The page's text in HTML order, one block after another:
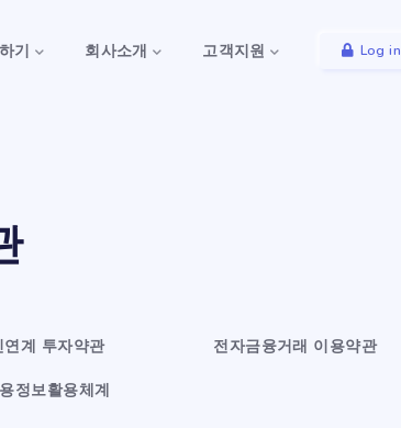
기 회사소개 고객지원 Log in
연계 투자약관 전자금융거래 이용약관
정보활용체계